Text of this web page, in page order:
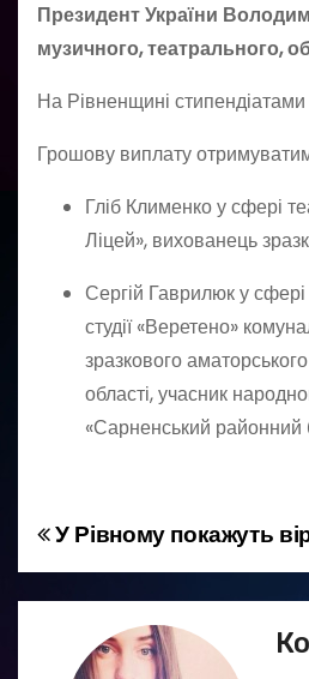
Президент України
музичного, театрального,
На Рівненщині
Грошову виплату
Гліб Клименко у сфері
Ліцей», вихованець
Сергій Гаврилюк у
студії «Веретено»
зразкового
області, учасник
«Сарненський районний
Н
а
У Рівному покажуть